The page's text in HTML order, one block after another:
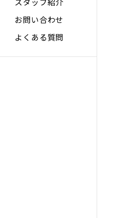
スタッフ紹介
お問い合わせ
よくある質問